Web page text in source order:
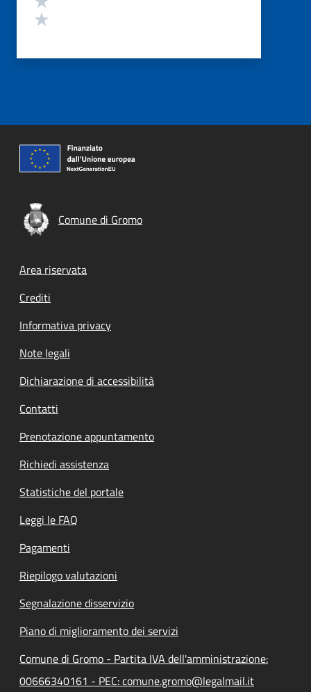
Comune di Gromo
Footer menu
Area riservata
Crediti
Informativa privacy
Note legali
Dichiarazione di accessibilità
Contatti
Prenotazione appuntamento
Richiedi assistenza
Statistiche del portale
Leggi le FAQ
Pagamenti
Riepilogo valutazioni
Segnalazione disservizio
Piano di miglioramento dei servizi
Comune di Gromo - Partita IVA dell'amministrazione:
00666340161 - PEC: comune.gromo@legalmail.it